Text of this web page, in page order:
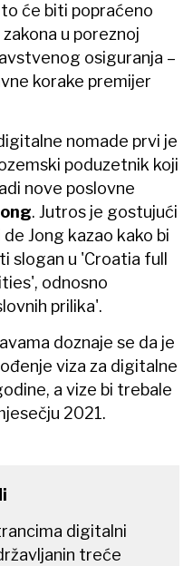
će biti popraćeno
u poreznoj
osiguranja –
korake premijer
nomade prvi je
poduzetnik koji
nove poslovne
. Jutros je gostujući
Jong kazao kako bi
slogan u 'Croatia full
odnosno
prilika'.
doznaje se da je
viza za digitalne
a vize bi trebale
2021.
digitalni
treće